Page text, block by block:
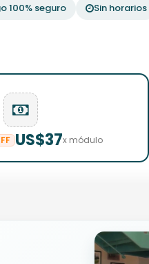
100% seguro Sin horarios
US$37x módulo